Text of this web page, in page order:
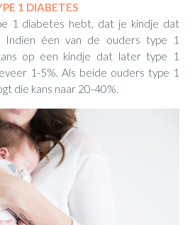
1 DIABETES
1 diabetes hebt, dat je kindje dat
Indien éen van de ouders type 1
op een kindje dat later type 1
1-5%. Als beide ouders type 1
die kans naar 20-40%.